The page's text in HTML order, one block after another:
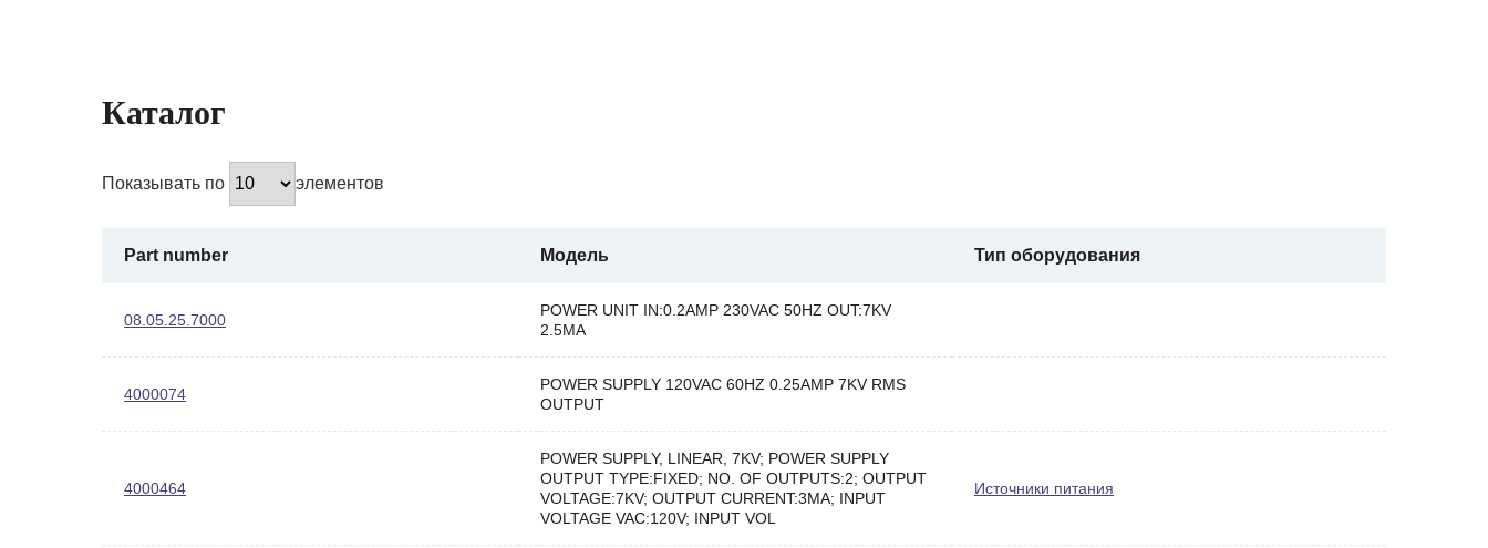
Каталог
Показывать по элементов
Part number Модель Тип оборудования
08.05.25.7000
POWER UNIT IN:0.2AMP 230VAC 50HZ OUT:7KV
2.5MA
4000074
POWER SUPPLY 120VAC 60HZ 0.25AMP 7KV RMS
OUTPUT
4000464
POWER SUPPLY, LINEAR, 7KV; POWER SUPPLY
OUTPUT TYPE:FIXED; NO. OF OUTPUTS:2; OUTPUT
VOLTAGE:7KV; OUTPUT CURRENT:3MA; INPUT
VOLTAGE VAC:120V; INPUT VOL
Источники питания